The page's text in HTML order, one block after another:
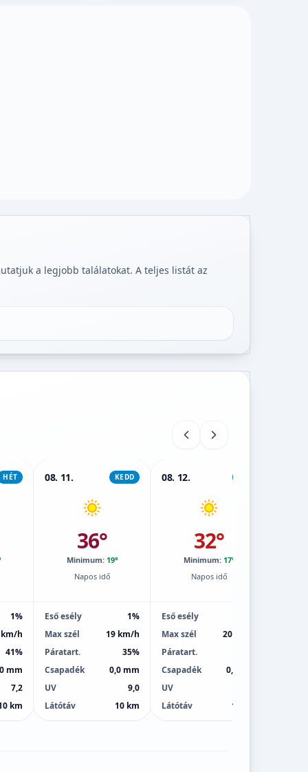
a legjobb találatokat. A teljes listát az
HÉT
1%
h
41%
mm
7,2
km
08. 11. KEDD
36°
Minimum: 19°
Napos idő
Eső esély
1%
Max szél
19 km/h
Páratart.
35%
Csapadék
0,0 mm
UV
9,0
Látótáv
10 km
08. 12.
32°
Minimum: 17°
Napos idő
Eső esély
Max szél
20 km/h
Páratart.
Csapadék
0,0 mm
UV
Látótáv
10 km